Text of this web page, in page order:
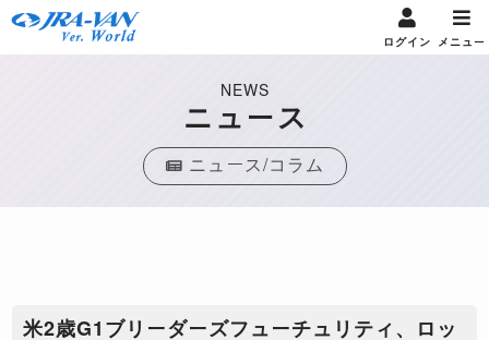
ログイン メニュー
NEWS
ニュース
ニュース/コラム
米2歳G1ブリーダーズフューチュリティ、ロッ